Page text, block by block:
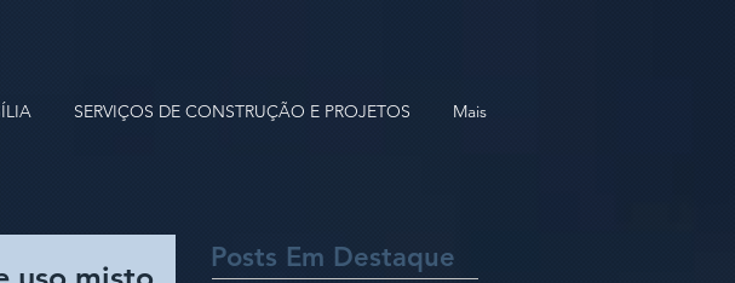
SERVIÇOS DE CONSTRUÇÃO E PROJETOS Mais
Posts Em Destaque